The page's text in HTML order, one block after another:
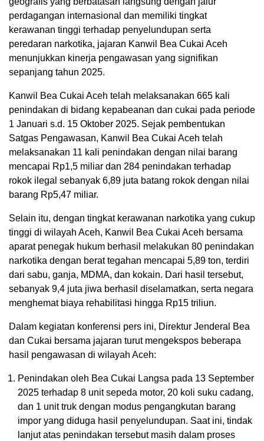
perdagangan internasional dan memiliki tingkat
kerawanan tinggi terhadap penyelundupan serta
peredaran narkotika, jajaran Kanwil Bea Cukai Aceh
menunjukkan kinerja pengawasan yang signifikan
sepanjang tahun 2025.
Kanwil Bea Cukai Aceh telah melaksanakan 665 kali
penindakan di bidang kepabeanan dan cukai pada periode
1 Januari s.d. 15 Oktober 2025. Sejak pembentukan
Satgas Pengawasan, Kanwil Bea Cukai Aceh telah
melaksanakan 11 kali penindakan dengan nilai barang
mencapai Rp1,5 miliar dan 284 penindakan terhadap
rokok ilegal sebanyak 6,89 juta batang rokok dengan nilai
barang Rp5,47 miliar.
Selain itu, dengan tingkat kerawanan narkotika yang cukup
tinggi di wilayah Aceh, Kanwil Bea Cukai Aceh bersama
aparat penegak hukum berhasil melakukan 80 penindakan
narkotika dengan berat tegahan mencapai 5,89 ton, terdiri
dari sabu, ganja, MDMA, dan kokain. Dari hasil tersebut,
sebanyak 9,4 juta jiwa berhasil diselamatkan, serta negara
menghemat biaya rehabilitasi hingga Rp15 triliun.
Dalam kegiatan konferensi pers ini, Direktur Jenderal Bea
dan Cukai bersama jajaran turut mengekspos beberapa
hasil pengawasan di wilayah Aceh:
Penindakan oleh Bea Cukai Langsa pada 13 September
2025 terhadap 8 unit sepeda motor, 20 koli suku cadang,
dan 1 unit truk dengan modus pengangkutan barang
impor yang diduga hasil penyelundupan. Saat ini, tindak
lanjut atas penindakan tersebut masih dalam proses